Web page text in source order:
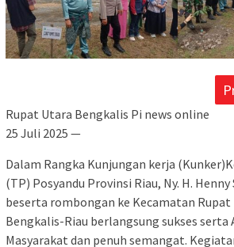
Rupat Utara Bengkalis Pi news online
25 Juli 2025 —
Dalam Rangka Kunjungan kerja
(TP) Posyandu Provinsi Riau, Ny. H.
beserta rombongan ke Kecamatan
Bengkalis-Riau berlangsung sukses serta
Masyarakat dan penuh semangat.